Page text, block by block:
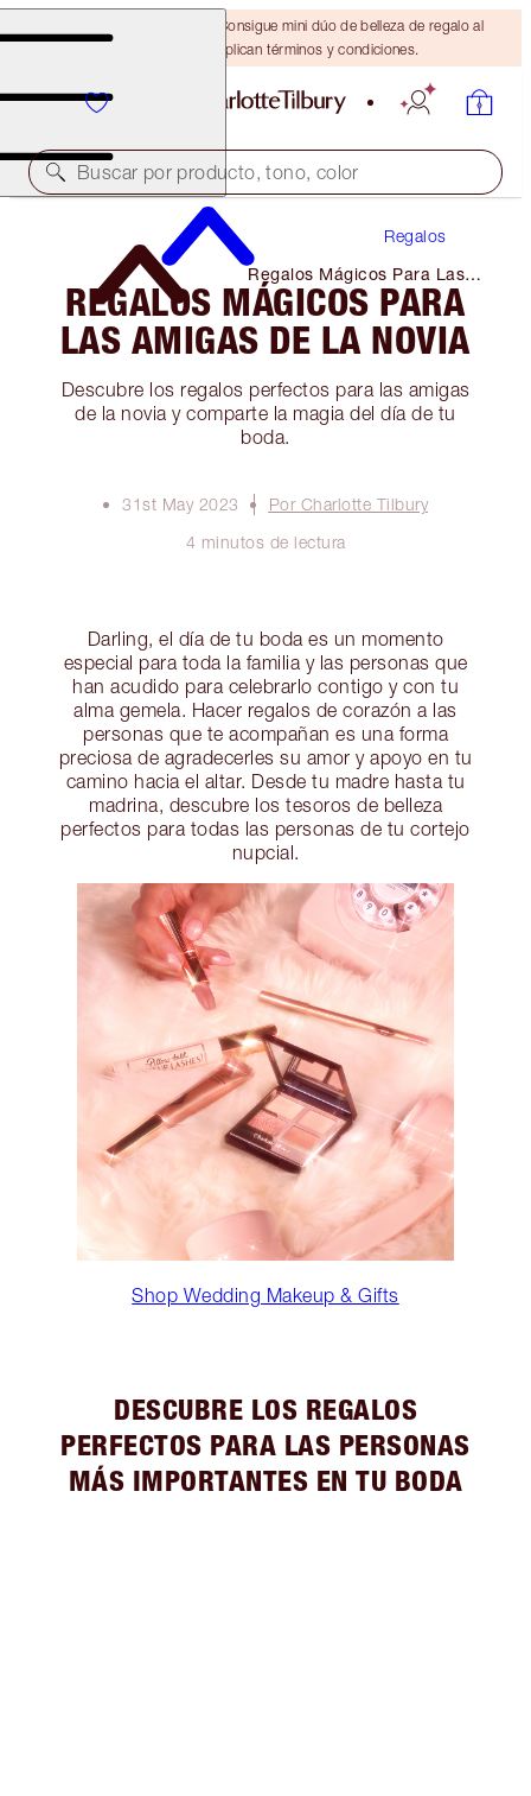
¡ÚLTIMA OPORTUNIDAD! Consigue mini dúo de belleza de regalo al
gastar $110 Se aplican términos y condiciones.
Buscar por producto, tono, color
Regalos
Regalos Mágicos Para Las
Amigas De La Novia
REGALOS MÁGICOS PARA
LAS AMIGAS DE LA NOVIA
Descubre los regalos perfectos para las amigas
de la novia y comparte la magia del día de tu
boda.
31st May 2023
Por Charlotte Tilbury
4 minutos de lectura
Darling, el día de tu boda es un momento
especial para toda la familia y las personas que
han acudido para celebrarlo contigo y con tu
alma gemela. Hacer regalos de corazón a las
personas que te acompañan es una forma
preciosa de agradecerles su amor y apoyo en tu
camino hacia el altar. Desde tu madre hasta tu
madrina, descubre los tesoros de belleza
perfectos para todas las personas de tu cortejo
nupcial.
Shop Wedding Makeup & Gifts
DESCUBRE LOS REGALOS
PERFECTOS PARA LAS PERSONAS
MÁS IMPORTANTES EN TU BODA